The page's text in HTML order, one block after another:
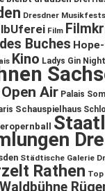
Dresdner
Film
Buches
Kino Ladys Gin Night
Open Air Palais
Schauspielhaus
Städtische Galerie
Rathen
Waldbühne